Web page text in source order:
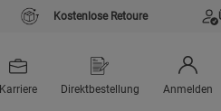
Kostenlose Retoure
Karriere Direktbestellung Anmelden